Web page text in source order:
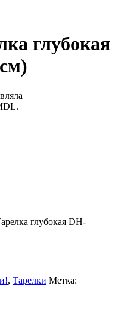
глубокая
глубокая DH-
, Тарелки Метка: